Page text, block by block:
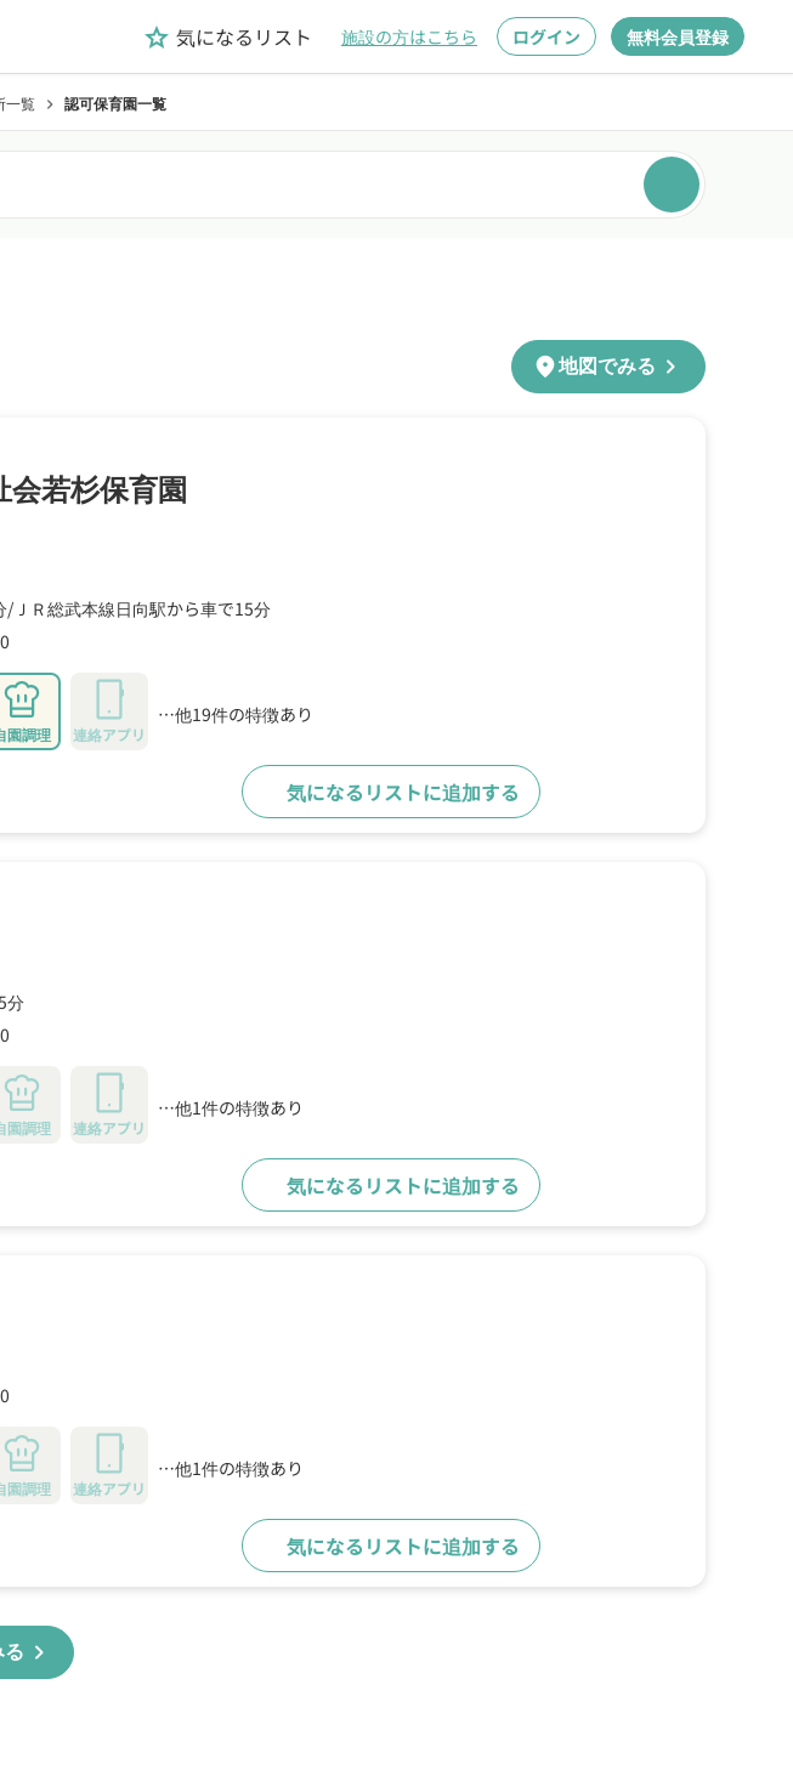
grade 気になるリスト 施設の方はこちら ログイン 無料会員登録
一覧 chevron_right 認可保育園一覧
location_on地図でみる chevron_right
若杉保育園
ＪＲ総武本線日向駅から車で15分
園調理 連絡アプリ
…他19件の特徴あり
気になるリストに追加する
分
園調理 連絡アプリ
…他1件の特徴あり
気になるリストに追加する
園調理 連絡アプリ
…他1件の特徴あり
気になるリストに追加する
る chevron_right